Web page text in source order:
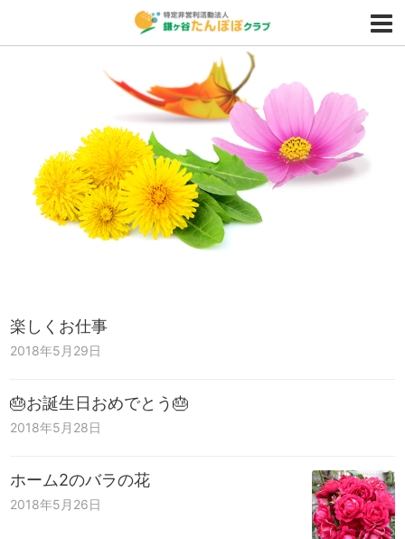
楽しくお仕事
2018年5月29日
🎂お誕生日おめでとう🎂
2018年5月28日
ホーム2のバラの花
2018年5月26日